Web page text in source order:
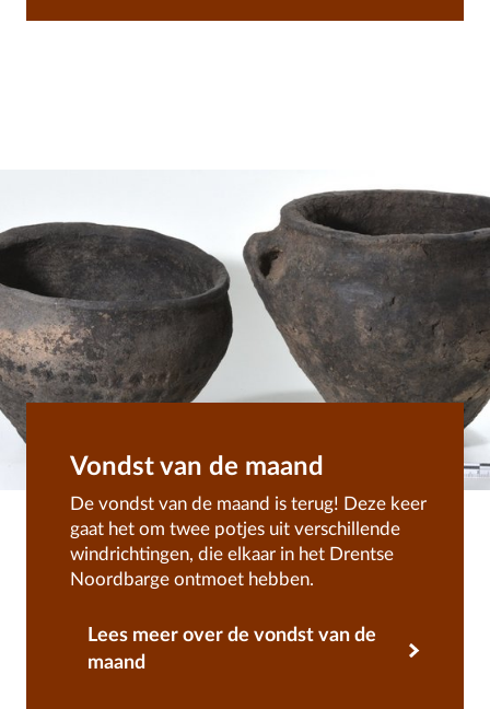
Vondst van de maand
De vondst van de maand is terug! Deze keer
gaat het om twee potjes uit verschillende
windrichtingen, die elkaar in het Drentse
Noordbarge ontmoet hebben.
Lees meer over de vondst van de
maand